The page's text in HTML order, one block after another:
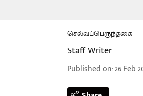
செல்வப்பெருந்தகை
Staff Writer
Published on:26 Feb